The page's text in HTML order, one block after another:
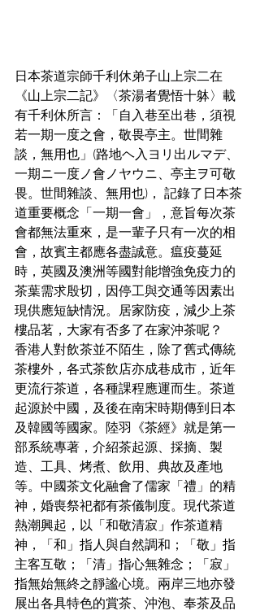
日本茶道宗師千利休弟子山上宗二在
《山上宗二記》〈茶湯者覺悟十躰〉載
有千利休所言：「自入巷至出巷，須視
若一期一度之會，敬畏亭主。世間雜
談，無用也」(路地ヘ入ヨリ出ルマデ、
一期ニ一度ノ會ノヤウニ、亭主ヲ可敬
畏。世間雜談、無用也)， 記錄了日本茶
道重要概念「一期一會」，意旨每次茶
會都無法重來，是一輩子只有一次的相
會，故賓主都應各盡誠意。瘟疫蔓延
時，英國及澳洲等國對能增強免疫力的
茶葉需求殷切，因停工與交通等因素出
現供應短缺情況。居家防疫，減少上茶
樓品茗，大家有否多了在家沖茶呢？
香港人對飲茶並不陌生，除了舊式傳統
茶樓外，各式茶飲店亦成巷成市，近年
更流行茶道，各種課程應運而生。茶道
起源於中國，及後在南宋時期傳到日本
及韓國等國家。陸羽《茶經》就是第一
部系統專著，介紹茶起源、採摘、製
造、工具、烤煮、飲用、典故及產地
等。中國茶文化融會了儒家「禮」的精
神，婚喪祭祀都有茶儀制度。現代茶道
熱潮興起，以「和敬清寂」作茶道精
神，「和」指人與自然調和；「敬」指
主客互敬；「清」指心無雜念；「寂」
指無始無終之靜謐心境。兩岸三地亦發
展出各具特色的賞茶、沖泡、奉茶及品